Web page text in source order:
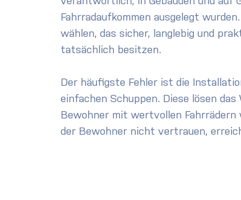
Fahrradaufkommen ausgelegt
wählen, das sicher, langlebig und
tatsächlich besitzen.
Der häufigste Fehler ist die
einfachen Schuppen. Diese lösen
Bewohner mit wertvollen Fahrrädern
der Bewohner nicht vertrauen,